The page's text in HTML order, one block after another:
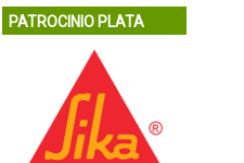
PATROCINIO PLATA